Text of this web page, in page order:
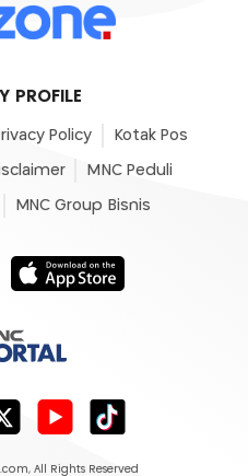
PROFILE
Policy Kotak Pos
MNC Peduli
MNC Group Bisnis
, All Rights Reserved